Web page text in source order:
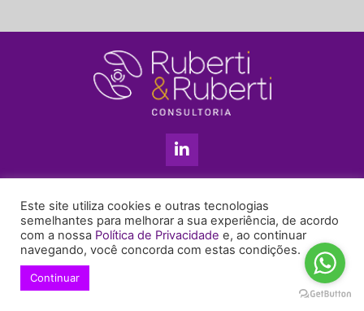
L
i
n
e
d
i
n
+55 11 99655-6439
enyruberti@ruberticonsultoria.com.br
Este site utiliza cookies e outras tecnologias
semelhantes para melhorar a sua experiência, de acordo
com a nossa Política de Privacidade e, ao continuar
navegando, você concorda com estas condições.
Continuar